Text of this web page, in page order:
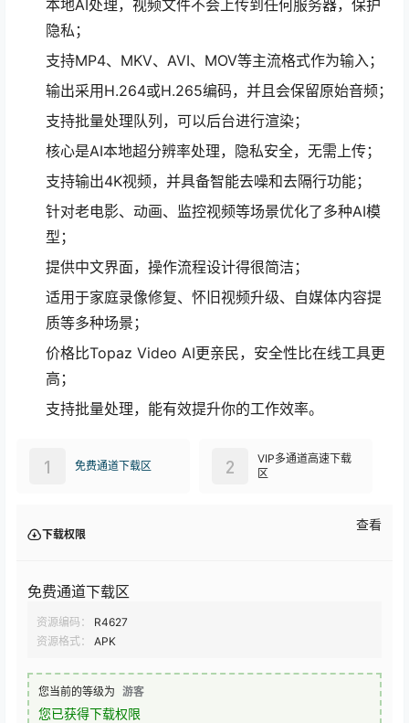
本地AI处理，视频文件不会上传到任何服务器，保护
隐私；
支持MP4、MKV、AVI、MOV等主流格式作为输入；
输出采用H.264或H.265编码，并且会保留原始音频；
支持批量处理队列，可以后台进行渲染；
核心是AI本地超分辨率处理，隐私安全，无需上传；
支持输出4K视频，并具备智能去噪和去隔行功能；
针对老电影、动画、监控视频等场景优化了多种AI模
型；
提供中文界面，操作流程设计得很简洁；
适用于家庭录像修复、怀旧视频升级、自媒体内容提
质等多种场景；
价格比Topaz Video AI更亲民，安全性比在线工具更
高；
支持批量处理，能有效提升你的工作效率。
免费通道下载区
1
VIP多通道高速下载
区
2
下载权限
查看
免费通道下载区
资源编码：
R4627
资源格式：
APK
您当前的等级为 游客
您已获得下载权限